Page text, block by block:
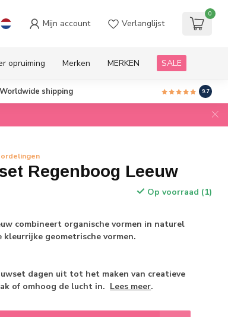
Mijn account Verlanglijst
0
opruiming Merken MERKEN SALE
Worldwide shipping 9.7
Regenboog Leeuw
Op voorraad (1)
combineert organische vormen in naturel
geometrische vormen.
dagen uit tot het maken van creatieve
of omhoog de lucht in. Lees meer.